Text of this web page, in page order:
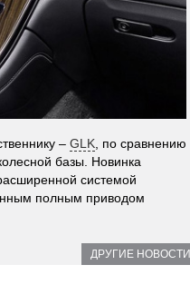
– GLK , по сравнению
базы. Новинка
системой
полным приводом
ДРУГИЕ НОВОСТИ